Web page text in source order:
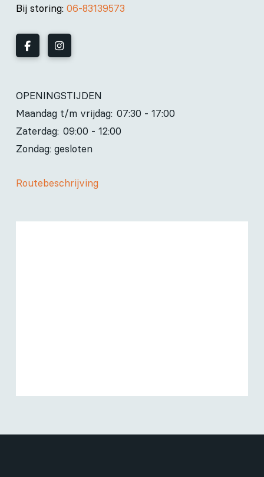
Bij storing: 06-83139573
OPENINGSTIJDEN
Maandag t/m vrijdag: 07:30 - 17:00
Zaterdag: 09:00 - 12:00
Zondag: gesloten
Routebeschrijving